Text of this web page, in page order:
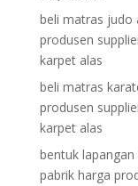
beli matras judo
produsen
karpet alas
beli matras
produsen
karpet alas
bentuk
pabrik harga